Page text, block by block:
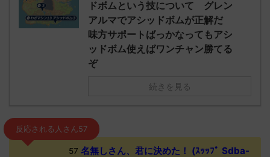
ドボムという技について グレン
アルマでアシッドボムが正解だ
味方サポートばっかなってもアシ
ッドボム使えばワンチャン勝てる
ぞ
続きを見る
反応される人さん57
57 名無しさん、君に決めた！ (ｽｯｯﾌﾟ Sdba-